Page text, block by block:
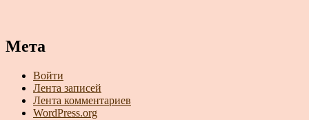
Мета
Войти
Лента записей
Лента комментариев
WordPress.org